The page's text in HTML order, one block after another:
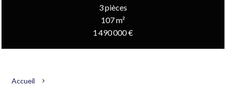
3 pièces
107 m²
1 490 000 €
Accueil